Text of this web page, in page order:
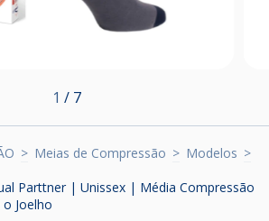
1 / 7
> Meias de Compressão > Modelos >
Parttner | Unissex | Média Compressão
Joelho